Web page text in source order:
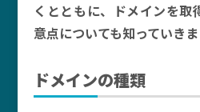
くとともに、ドメインを取
意点についても知っていきま
ドメインの種類